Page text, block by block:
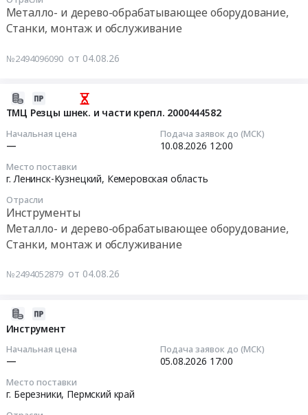
003760.
003761
,
003758
003759
003759
,
Металло- и дерево-обрабатывающее оборудование,
Станки, монтаж и обслуживание
№2494096090 от 04.08.26
ТМЦ Резцы шнек. и части крепл. 2000444582
Начальная цена
—
Подача заявок до (МСК)
10.08.2026 12:00
Место поставки
г. Ленинск-Кузнецкий, Кемеровская область
Отрасли
Инструменты
Металло- и дерево-обрабатывающее оборудование,
Станки, монтаж и обслуживание
№2494052879 от 04.08.26
Инструмент
Начальная цена
—
Подача заявок до (МСК)
05.08.2026 17:00
Место поставки
г. Березники, Пермский край